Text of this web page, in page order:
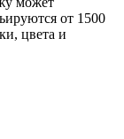
от 1500
цвета и